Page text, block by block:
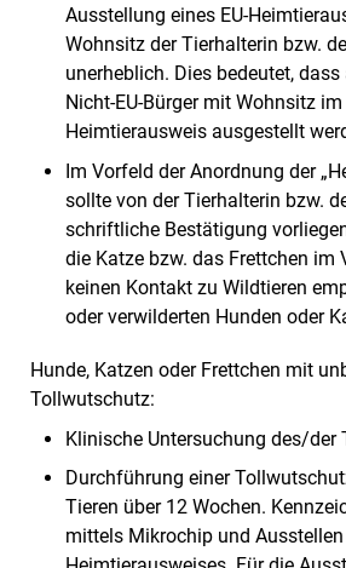
Ausstellung eines EU-
Wohnsitz der Tierhalterin bzw.
unerheblich. Dies bedeutet,
Nicht-EU-Bürger mit Wohnsitz
Heimtierausweis ausgestellt
Im Vorfeld der Anordnung der
sollte von der Tierhalterin bzw.
schriftliche Bestätigung
die Katze bzw. das Frettchen im
keinen Kontakt zu Wildtieren
oder verwilderten Hunden oder
Hunde, Katzen oder Frettchen mit
Tollwutschutz:
Klinische Untersuchung des/der
Durchführung einer
Tieren über 12 Wochen.
mittels Mikrochip und